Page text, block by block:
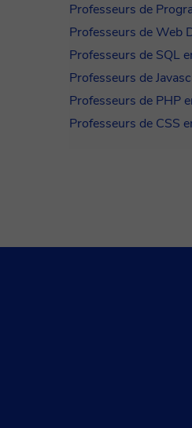
Professeurs de
Professeurs de Web
Professeurs de SQL
Professeurs de
Professeurs de PHP
Professeurs de CSS